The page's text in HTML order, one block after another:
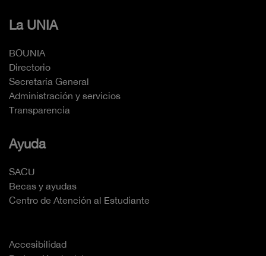
La UNIA
BOUNIA
Directorio
Secretaría General
Administración y servicios
Transparencia
Ayuda
SACU
Becas y ayudas
Centro de Atención al Estudiante
Accesibilidad